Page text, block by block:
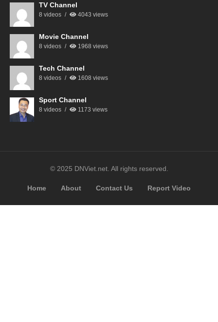
TV Channel
8 videos 4043 views
Movie Channel
8 videos 1968 views
Tech Channel
8 videos 1608 views
Sport Channel
8 videos 1173 views
© 2025 DNViet.net. All rights reserved.
Home About Contact Us Report Video